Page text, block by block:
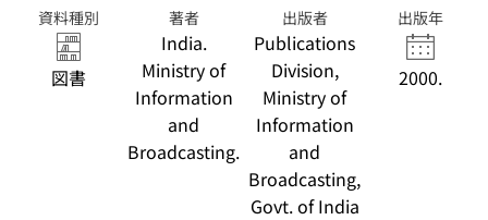
資料種別
図書
著者
India.
Ministry of
Information
and
Broadcasting.
出版者
Publications
Division,
Ministry of
Information
and
Broadcasting,
Govt. of India
出版年
2000.